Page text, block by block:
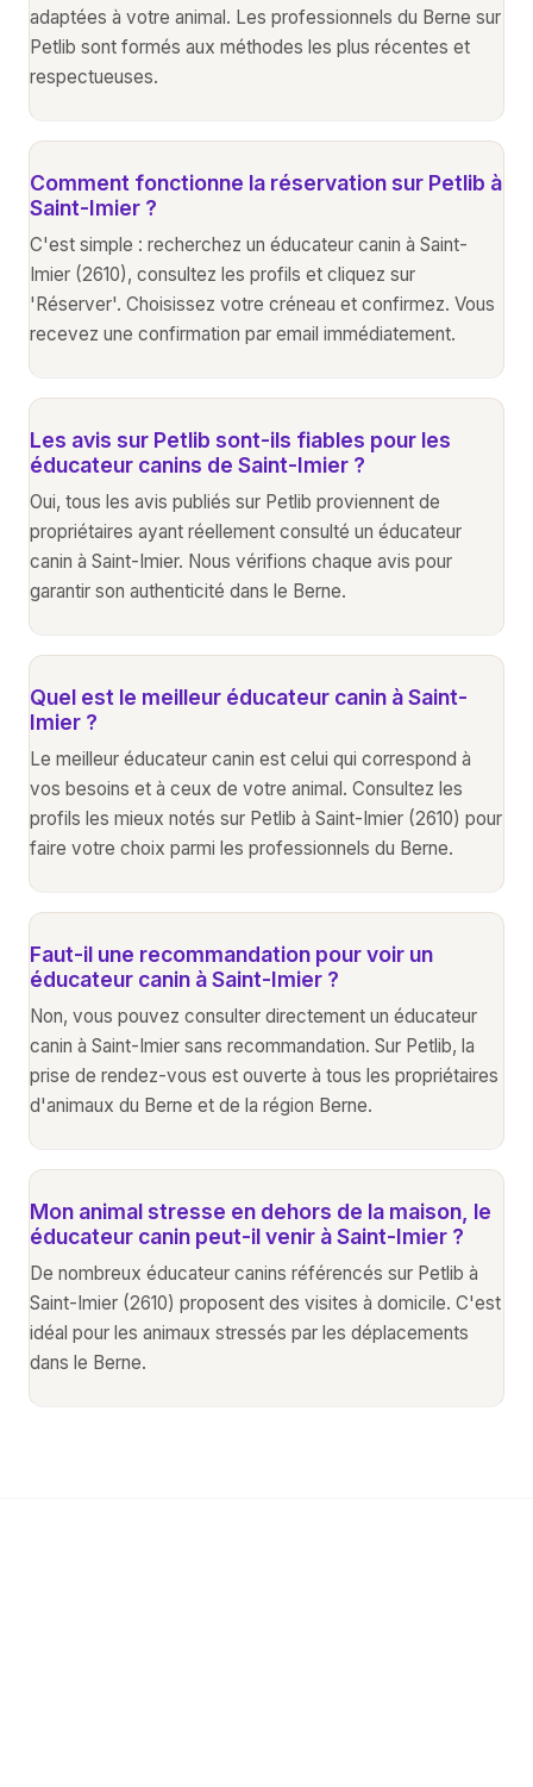
adaptées à votre animal. Les professionnels du Berne sur
Petlib sont formés aux méthodes les plus récentes et
respectueuses.
Comment fonctionne la réservation sur Petlib à
Saint-Imier ?
C'est simple : recherchez un éducateur canin à Saint-
Imier (2610), consultez les profils et cliquez sur
'Réserver'. Choisissez votre créneau et confirmez. Vous
recevez une confirmation par email immédiatement.
Les avis sur Petlib sont-ils fiables pour les
éducateur canins de Saint-Imier ?
Oui, tous les avis publiés sur Petlib proviennent de
propriétaires ayant réellement consulté un éducateur
canin à Saint-Imier. Nous vérifions chaque avis pour
garantir son authenticité dans le Berne.
Quel est le meilleur éducateur canin à Saint-
Imier ?
Le meilleur éducateur canin est celui qui correspond à
vos besoins et à ceux de votre animal. Consultez les
profils les mieux notés sur Petlib à Saint-Imier (2610) pour
faire votre choix parmi les professionnels du Berne.
Faut-il une recommandation pour voir un
éducateur canin à Saint-Imier ?
Non, vous pouvez consulter directement un éducateur
canin à Saint-Imier sans recommandation. Sur Petlib, la
prise de rendez-vous est ouverte à tous les propriétaires
d'animaux du Berne et de la région Berne.
Mon animal stresse en dehors de la maison, le
éducateur canin peut-il venir à Saint-Imier ?
De nombreux éducateur canins référencés sur Petlib à
Saint-Imier (2610) proposent des visites à domicile. C'est
idéal pour les animaux stressés par les déplacements
dans le Berne.